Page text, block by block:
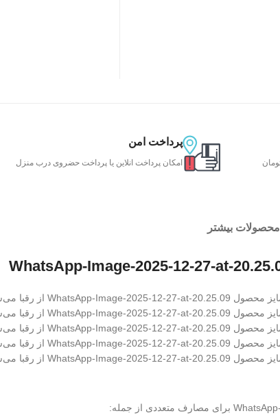
پرداخت امن
امکان پرداخت انلاین یا پرداخت حضروی درب منزل
محصولات بیشتر